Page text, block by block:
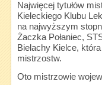
Najwięcej tytułów
Kieleckiego Klubu
na najwyższym
Żaczka Połaniec,
Bielachy Kielce,
mistrzostw.
Oto mistrzowie